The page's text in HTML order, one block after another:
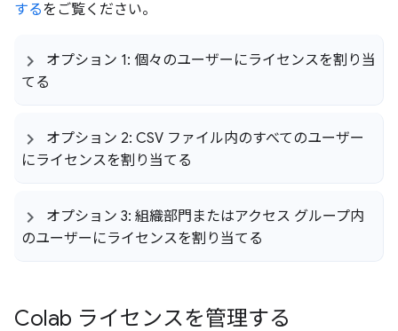
するをご覧ください。
オプション 1: 個々のユーザーにライセンスを割り当
てる
オプション 2: CSV ファイル内のすべてのユーザー
にライセンスを割り当てる
オプション 3: 組織部門またはアクセス グループ内
のユーザーにライセンスを割り当てる
Colab ライセンスを管理する